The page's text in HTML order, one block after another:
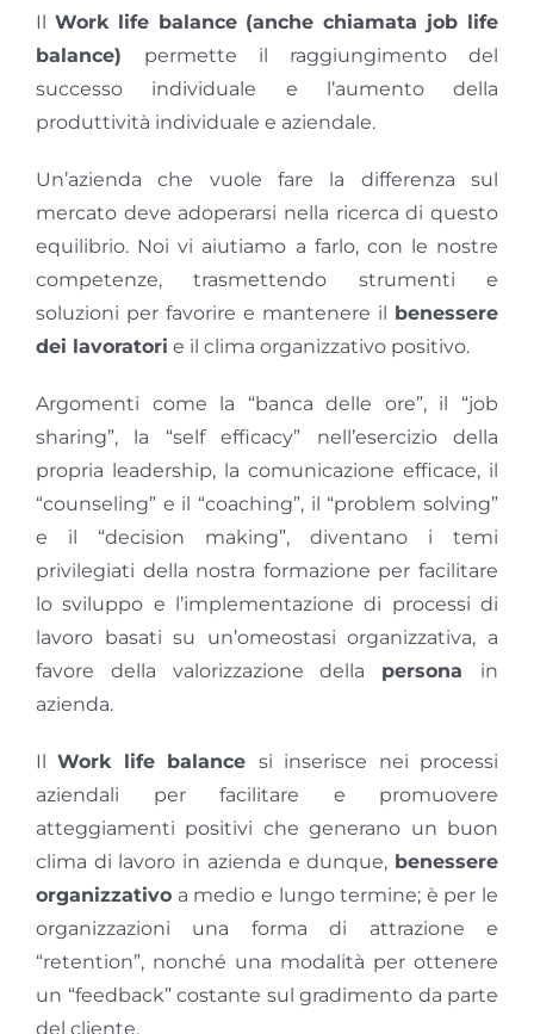
Il Work life balance (anche chiamata job life
balance) permette il raggiungimento del
successo individuale e l’aumento della
produttività individuale e aziendale.
Un’azienda che vuole fare la differenza sul
mercato deve adoperarsi nella ricerca di questo
equilibrio. Noi vi aiutiamo a farlo, con le nostre
competenze, trasmettendo strumenti e
soluzioni per favorire e mantenere il
benessere
dei lavoratori e il clima organizzativo positivo.
Argomenti come la “banca delle ore”, il “job
sharing”, la “self efficacy” nell’esercizio della
propria leadership, la comunicazione efficace, il
“counseling” e il “coaching”, il “problem solving”
e il “decision making”, diventano i temi
privilegiati della nostra formazione per facilitare
lo sviluppo e l’implementazione di processi di
lavoro basati su un’omeostasi organizzativa, a
favore della valorizzazione della persona in
azienda.
IlWork life balance si inserisce nei processi
aziendali per facilitare e promuovere
atteggiamenti positivi che generano un buon
clima di lavoro in azienda e dunque, benessere
organizzativo a medio e lungo termine; è per le
organizzazioni una forma di attrazione e
“retention”, nonché una modalità per ottenere
un “feedback” costante sul gradimento da parte
del cliente.